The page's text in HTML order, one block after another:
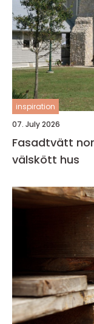
inspiration
07. July 2026
Fasadtvätt
välskött hus